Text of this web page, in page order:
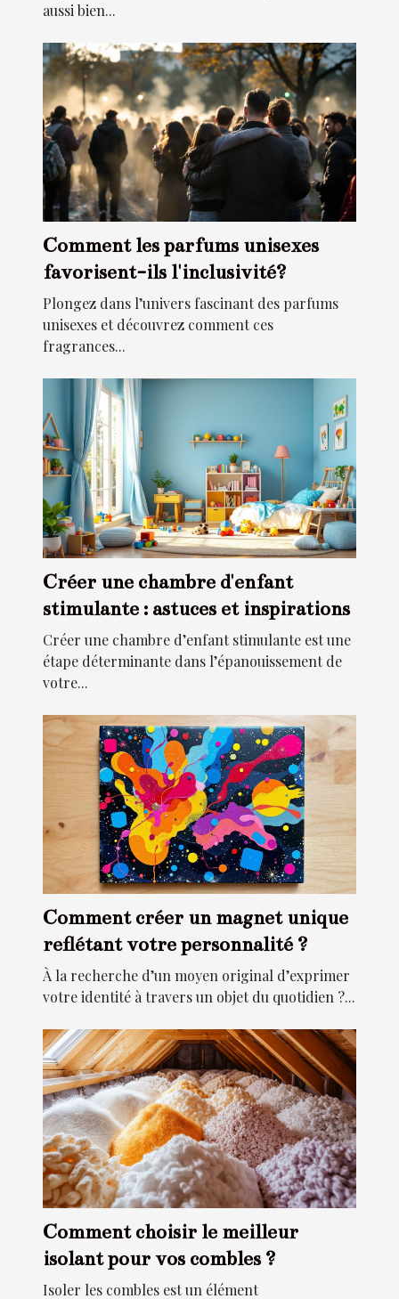
aussi bien...
Comment les parfums unisexes
favorisent-ils l'inclusivité?
Plongez dans l’univers fascinant des parfums
unisexes et découvrez comment ces
fragrances...
Créer une chambre d'enfant
stimulante : astuces et inspirations
Créer une chambre d’enfant stimulante est une
étape déterminante dans l’épanouissement de
votre...
Comment créer un magnet unique
reflétant votre personnalité ?
À la recherche d’un moyen original d’exprimer
votre identité à travers un objet du quotidien ?...
Comment choisir le meilleur
isolant pour vos combles ?
Isoler les combles est un élément